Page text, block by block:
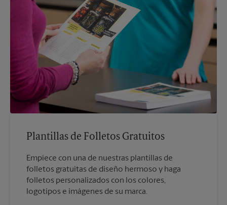
Plantillas de Folletos Gratuitos
Empiece con una de nuestras plantillas de
folletos gratuitas de diseño hermoso y haga
folletos personalizados con los colores,
logotipos e imágenes de su marca.